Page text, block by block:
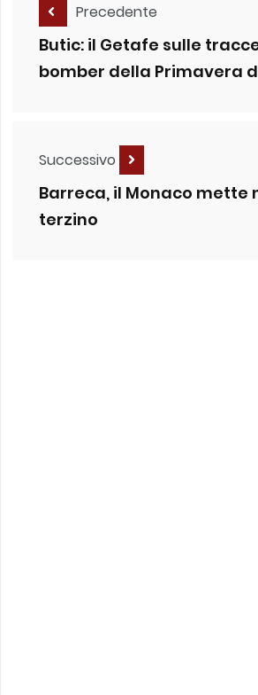
Precedente
Butic: il Getafe sulle
bomber della Primavera
Successivo
Barreca, il Monaco mette
terzino